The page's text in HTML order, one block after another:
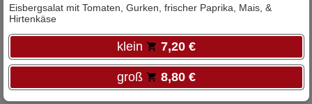
Eisbergsalat mit Tomaten, Gurken, frischer Paprika, Mais, &
Hirtenkäse
klein 7,20 €
groß 8,80 €